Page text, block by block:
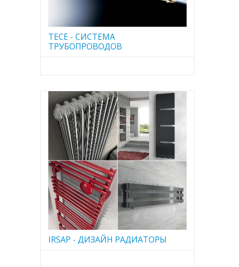
TECE - CИСТЕМА
ТРУБОПРОВОДОВ
IRSAP - ДИЗАЙН РАДИАТОРЫ